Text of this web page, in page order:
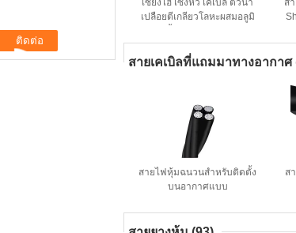
เซี่ยงไฮ้ เซิงหัว เคเบิล ตัวนำ
เปลือยตีเกลียวโลหะผสมอลูมิ
18.8 ตร.มม. ~ 996 ตร.มม.
ส
สายเคเบิลที่แถมมาทางอากาศ
สายไฟหุ้มฉนวนสำหรับติดตั้ง
บนอากาศแบบ
สูง 0.6/1kV เพื่อการจ่ายไฟที่
เชื่อถือได้
ส